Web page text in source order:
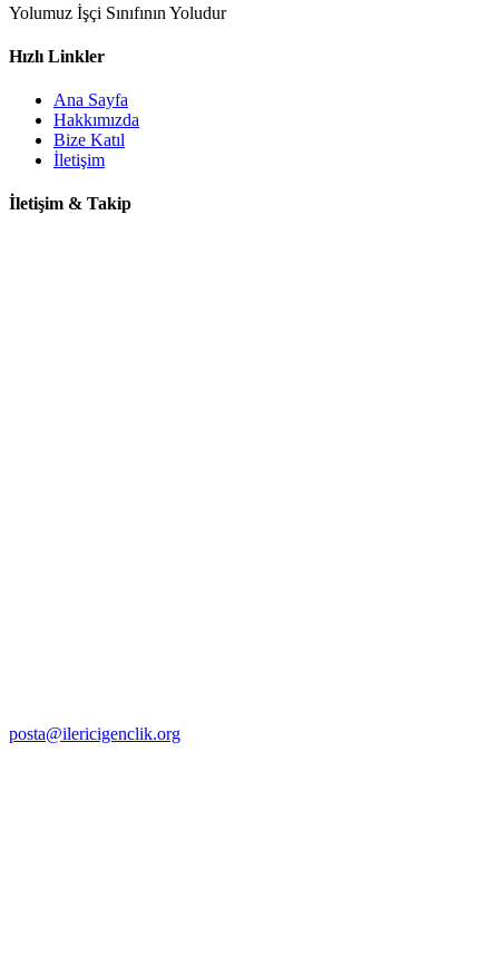
Yolumuz İşçi Sınıfının Yoludur
Hızlı Linkler
Ana Sayfa
Hakkımızda
Bize Katıl
İletişim
İletişim & Takip
posta@ilericigenclik.org